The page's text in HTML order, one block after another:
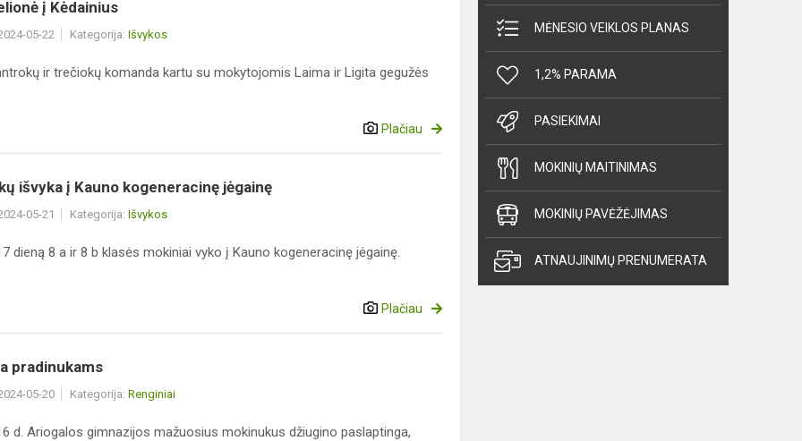
į Kėdainius
05-22 Kategorija: Išvykos
ir trečiokų komanda kartu su mokytojomis Laima ir Ligita gegužės
Plačiau
išvyka į Kauno kogeneracinę jėgainę
05-21 Kategorija: Išvykos
dieną 8 a ir 8 b klasės mokiniai vyko į Kauno kogeneracinę jėgainę.
Plačiau
pradinukams
05-20 Kategorija: Renginiai
d. Ariogalos gimnazijos mažuosius mokinukus džiugino paslaptinga,
MĖNESIO VEIKLOS PLANAS
1,2% PARAMA
PASIEKIMAI
MOKINIŲ MAITINIMAS
MOKINIŲ PAVĖŽĖJIMAS
ATNAUJINIMŲ PRENUMERATA